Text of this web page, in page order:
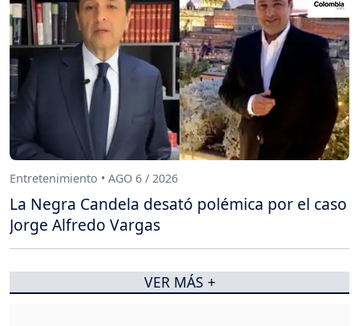
Entretenimiento • AGO 6 / 2026
La Negra Candela desató polémica por el caso
Jorge Alfredo Vargas
VER MÁS +